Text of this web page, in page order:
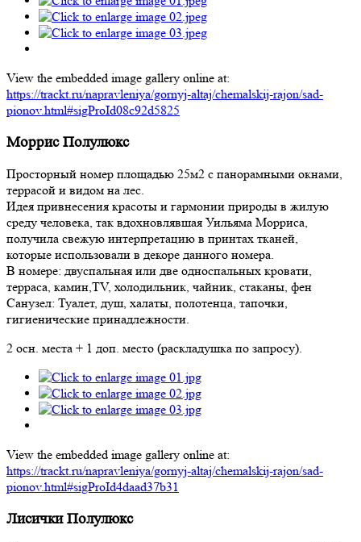
View the embedded image gallery online at:
https://trackt.ru/napravleniya/gornyj-altaj/chemalskij-rajon/sad-
pionov.html#sigProId08c92d5825
Моррис Полулюкс
Просторный номер площадью 25м2 с панорамными окнами,
террасой и видом на лес.
Идея привнесения красоты и гармонии природы в жилую
среду человека, так вдохновлявшая Уильяма Морриса,
получила свежую интерпретацию в принтах тканей,
которые использовали в декоре данного номера.
В номере: двуспальная или две односпальных кровати,
терраса, камин,TV, холодильник, чайник, стаканы, фен
Санузел: Туалет, душ, халаты, полотенца, тапочки,
гигиенические принадлежности.
2 осн. места + 1 доп. место (раскладушка по запросу).
View the embedded image gallery online at:
https://trackt.ru/napravleniya/gornyj-altaj/chemalskij-rajon/sad-
pionov.html#sigProId4daad37b31
Лисички Полулюкс